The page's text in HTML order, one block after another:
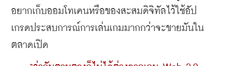
อยากเก็บออมโทเคนหรือของสะสมดิจิทัลไว้ใช้อัป
เกรดประสบการณ์การเล่นเกมมากกว่าจะขายมันใน
ตลาดเปิด